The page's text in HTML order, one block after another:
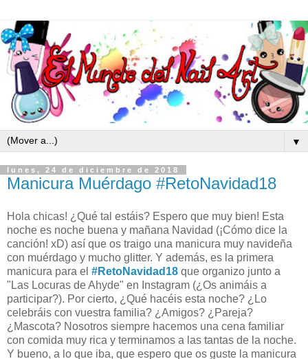
▼
lunes, 24 de diciembre de 2018
Manicura Muérdago #RetoNavidad18
Hola chicas! ¿Qué tal estáis? Espero que muy bien! Esta
noche es noche buena y mañana Navidad (¡Cómo dice la
canción! xD) así que os traigo una manicura muy navideña
con muérdago y mucho glitter. Y además, es la primera
manicura para el #RetoNavidad18 que organizo junto a
"Las Locuras de Ahyde" en Instagram (¿Os animáis a
participar?). Por cierto, ¿Qué hacéis esta noche? ¿Lo
celebráis con vuestra familia? ¿Amigos? ¿Pareja?
¿Mascota? Nosotros siempre hacemos una cena familiar
con comida muy rica y terminamos a las tantas de la noche.
Y bueno, a lo que iba, que espero que os guste la manicura